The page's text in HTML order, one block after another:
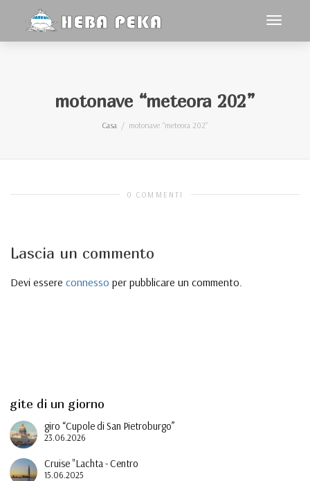
motonave “meteora 202”
Casa motonave “meteora 202”
0 COMMENTI
Lascia un commento
Devi essere connesso per pubblicare un commento.
gite di un giorno
giro “Cupole di San Pietroburgo”
23.06.2026
Cruise "Lachta - Centro
15.06.2025